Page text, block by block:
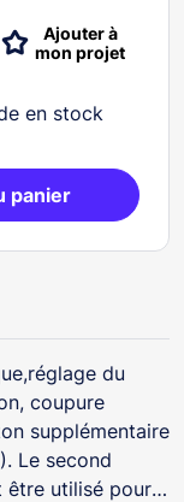
Ajouter à
mon projet
en stock
panier
du
coupure
supplémentaire
Le second
être utilisé pour